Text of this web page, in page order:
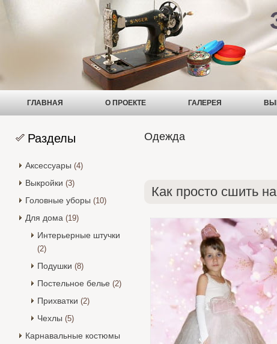
ГЛАВНАЯ О ПРОЕКТЕ ГАЛЕРЕЯ
Разделы
Аксессуары (4)
Выкройки (3)
Головные уборы (10)
Для дома (19)
Интерьерные штучки
(2)
Подушки (8)
Постельное белье (2)
Прихватки (2)
Чехлы (5)
Карнавальные костюмы
Одежда
Как просто сшить